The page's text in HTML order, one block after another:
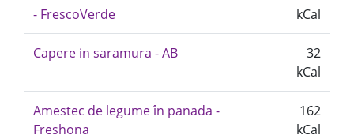
- FrescoVerde
kCal
Capere in saramura - AB
32
kCal
Amestec de legume în panada -
Freshona
162
kCal